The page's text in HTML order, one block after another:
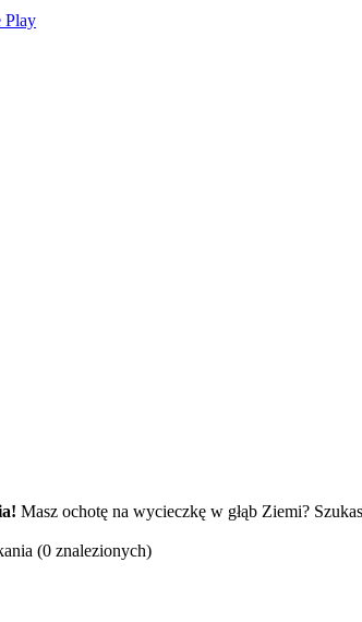
Masz ochotę na wycieczkę w głąb Ziemi?
(0 znalezionych)